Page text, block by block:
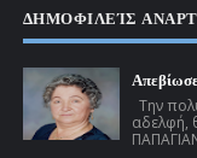
ΔΗΜΟΦΙΛΕΊΣ
αδελφή,